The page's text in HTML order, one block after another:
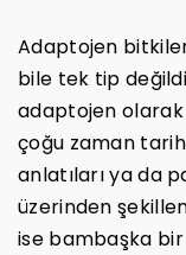
Adaptojen
bile tek tip
adaptojen olarak
çoğu zaman
anlatıları ya da
üzerinden
ise bambaşka